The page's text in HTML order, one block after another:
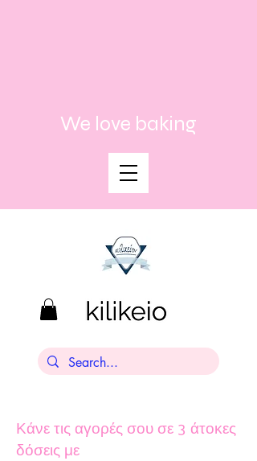
We love baking
Κάνε τις αγορές σου σε 3 άτοκες
δόσεις με